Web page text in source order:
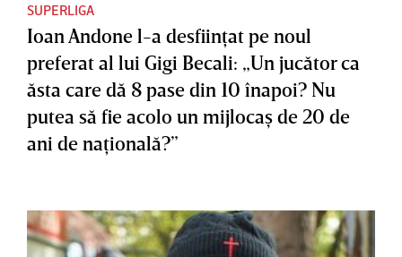
SUPERLIGA
Ioan Andone l-a desfiinţat pe noul
preferat al lui Gigi Becali: „Un jucător ca
ăsta care dă 8 pase din 10 înapoi? Nu
putea să fie acolo un mijlocaş de 20 de
ani de naţională?”